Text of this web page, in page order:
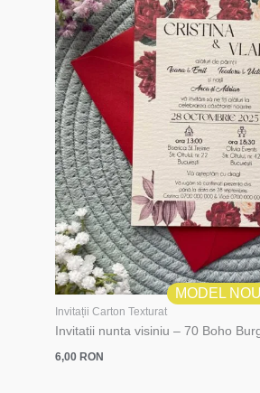
MODEL
Invitații Carton Texturat
Invitatii nunta visiniu – 70 Boho
6,00RON